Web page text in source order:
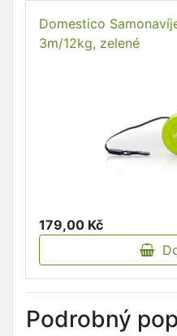
Domestico
3m/12kg, zelené
179,00 Kč
Podrobný